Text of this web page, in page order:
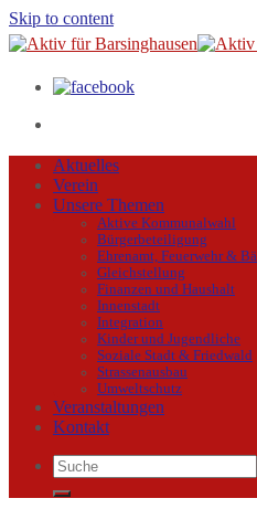
Skip to content
Aktuelles
Verein
Unsere Themen
Aktive Kommunalwahl
Bürgerbeteiligung
Ehrenamt, Feuerwehr &
Gleichstellung
Finanzen und Haushalt
Innenstadt
Integration
Kinder und Jugendliche
Soziale Stadt & Friedwald
Strassenausbau
Umweltschutz
Veranstaltungen
Kontakt